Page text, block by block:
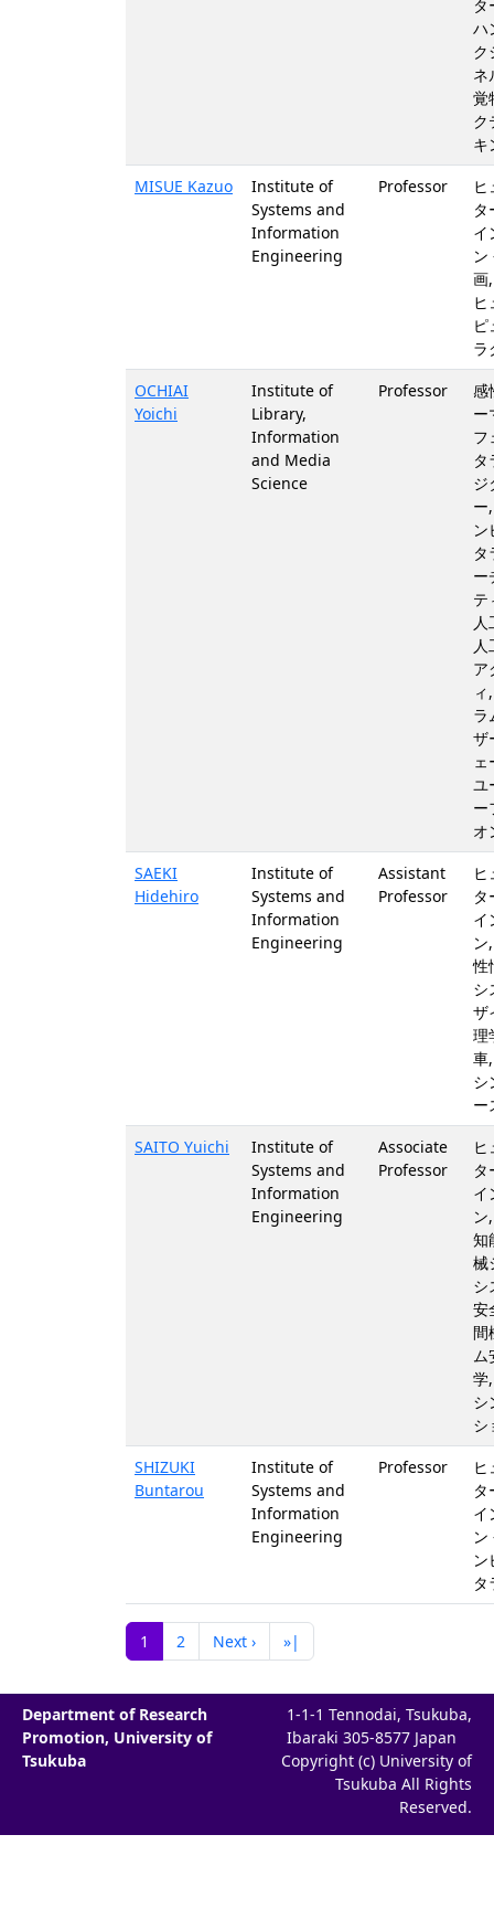
タ
ハ
ク
ネ
覚
ク
キ
MISUE Kazuo
Institute of
Systems and
Information
Engineering
Professor
ヒ
タ
イ
ン
画
ヒ
ピ
ラ
OCHIAI
Yoichi
Institute of
Library,
Information
and Media
Science
Professor
感
ー
フ
タ
ジ
ー
ン
タ
ー
テ
人
人
ア
ラ
ザ
ェ
ユ
ー
オ
SAEKI
Hidehiro
Institute of
Systems and
Information
Engineering
Assistant
Professor
ヒ
タ
イ
ン
性
シ
ザ
理
車
シ
ー
SAITO Yuichi
Institute of
Systems and
Information
Engineering
Associate
Professor
ヒ
タ
イ
ン
知
械
シ
安
間
ム
学
シ
シ
SHIZUKI
Buntarou
Institute of
Systems and
Information
Engineering
Professor
ヒ
タ
イ
ン
ン
タ
1 2 Next › »|
Department of Research
Promotion, University of
Tsukuba
1-1-1 Tennodai, Tsukuba,
Ibaraki 305-8577 Japan
Copyright (c) University of
Tsukuba All Rights
Reserved.